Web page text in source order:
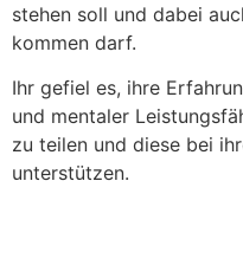
stehen soll und dabei
kommen darf.
Ihr gefiel es, ihre
und mentaler
zu teilen und diese bei
unterstützen.